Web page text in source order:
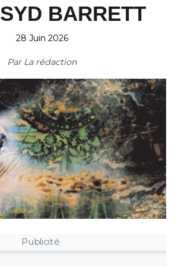
BARRETT
28 Juin 2026
Par La rédaction
Publicité